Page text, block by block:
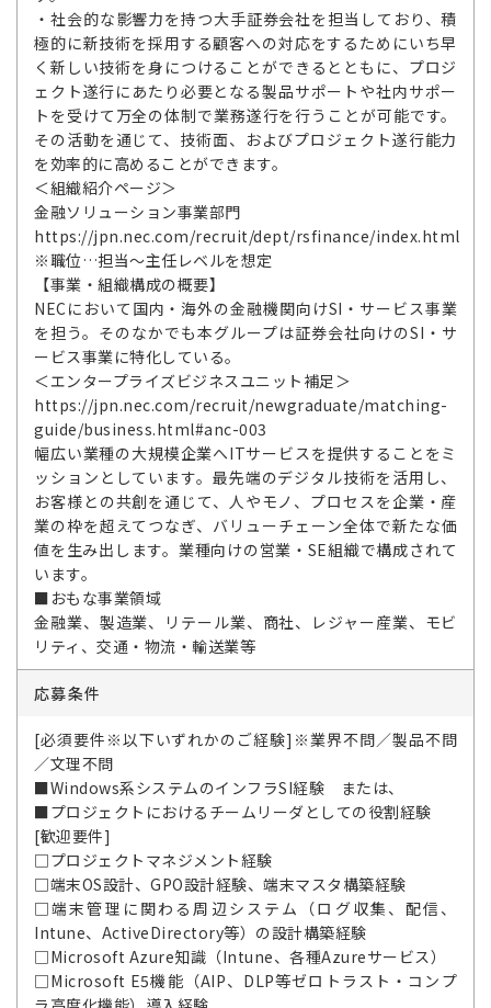
・社会的な影響力を持つ大手証券会社を担当しており、積
極的に新技術を採用する顧客への対応をするためにいち早
く新しい技術を身につけることができるとともに、プロジ
ェクト遂行にあたり必要となる製品サポートや社内サポー
トを受けて万全の体制で業務遂行を行うことが可能です。
その活動を通じて、技術面、およびプロジェクト遂行能力
を効率的に高めることができます。
＜組織紹介ページ＞
金融ソリューション事業部門
https://jpn.nec.com/recruit/dept/rsfinance/index.html
※職位…担当～主任レベルを想定
【事業・組織構成の概要】
NECにおいて国内・海外の金融機関向けSI・サービス事業
を担う。そのなかでも本グループは証券会社向けのSI・サ
ービス事業に特化している。
＜エンタープライズビジネスユニット補足＞
https://jpn.nec.com/recruit/newgraduate/matching-
guide/business.html#anc-003
幅広い業種の大規模企業へITサービスを提供することをミ
ッションとしています。最先端のデジタル技術を活用し、
お客様との共創を通じて、人やモノ、プロセスを企業・産
業の枠を超えてつなぎ、バリューチェーン全体で新たな価
値を生み出します。業種向けの営業・SE組織で構成されて
います。
■おもな事業領域
金融業、製造業、リテール業、商社、レジャー産業、モビ
リティ、交通・物流・輸送業等
応募条件
[必須要件※以下いずれかのご経験]※業界不問／製品不問
／文理不問
■Windows系システムのインフラSI経験 または、
■プロジェクトにおけるチームリーダとしての役割経験
[歓迎要件]
□プロジェクトマネジメント経験
□端末OS設計、GPO設計経験、端末マスタ構築経験
□端末管理に関わる周辺システム（ログ収集、配信、
Intune、ActiveDirectory等）の設計構築経験
□Microsoft Azure知識（Intune、各種Azureサービス）
□Microsoft E5機能（AIP、DLP等ゼロトラスト・コンプ